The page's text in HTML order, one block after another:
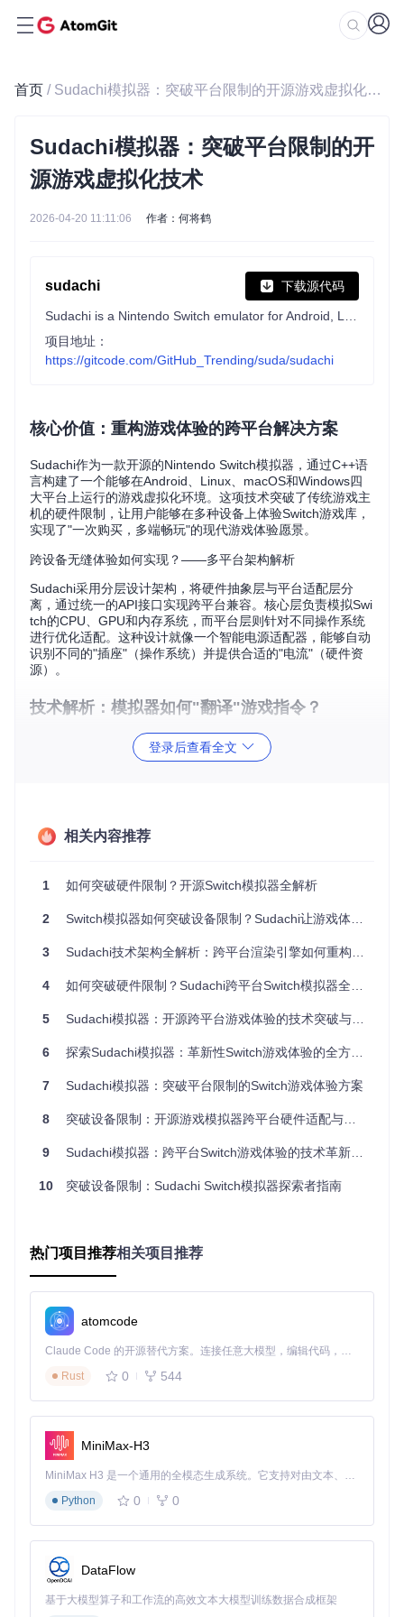
首页 / Sudachi模拟器：突破平台限制的开源游戏虚拟化技术
Sudachi模拟器：突破平台限制的开
源游戏虚拟化技术
2026-04-20 11:11:06 作者：何将鹤
sudachi 下载源代码
项目地址：
https://gitcode.com/GitHub_Trending/suda/sudachi
核心价值：重构游戏体验的跨平台解决方案
Sudachi作为一款开源的Nintendo Switch模拟器，通过C++语
言构建了一个能够在Android、Linux、macOS和Windows四
大平台上运行的游戏虚拟化环境。这项技术突破了传统游戏主
机的硬件限制，让用户能够在多种设备上体验Switch游戏库，
实现了"一次购买，多端畅玩"的现代游戏体验愿景。
跨设备无缝体验如何实现？——多平台架构解析
Sudachi采用分层设计架构，将硬件抽象层与平台适配层分
离，通过统一的API接口实现跨平台兼容。核心层负责模拟Swi
tch的CPU、GPU和内存系统，而平台层则针对不同操作系统
进行优化适配。这种设计就像一个智能电源适配器，能够自动
识别不同的"插座"（操作系统）并提供合适的"电流"（硬件资
源）。
技术解析：模拟器如何"翻译"游戏指令？
指令翻译的黑箱：CPU模拟核心原理
// src/core/core.cpp
Core::RunLoop
while (is_running) {
        u32 instruction = memory.
Read32 (pc);
DecodeAndExecute(instruction);
// 更新系统时间，保持与真实硬件同步
    }
这段代码实现了模拟器的核心循环，通过不断读取、解码和执
行指令，模拟Switch CPU的运行过程。每条指令的处理都需要
考虑不同架构间的差异，确保游戏逻辑的正确执行。
构充分利用现代GPU的并行处理能力。这一设计就像一家高效
关键技术点：
FSR超分辨率技术：通过智能缩放算法，在保持60fps帧率
异步着色器编译 ：避免传统同步编译导致的游戏卡顿
多级缓存系统：减少重复计算，提高图形资源利用率
实践指南：从零开始的模拟器搭建之旅
如何获取与配置开发环境？——多平台准备方案
必备工具：Visual Studio 2022或更高版本（需安装C++桌
面开发组件）
依赖管理：系统会通过CMake自动下载并配置所需依赖库
Linux平台
基础依赖：CMake 3.16+、GCC 10+或Clang 12+
代码获取
登录后查看全文
相关内容推荐
1 如何突破硬件限制？开源Switch模拟器全解析
2 Switch模拟器如何突破设备限制？Sudachi让游戏体验无缝跨平台
3 Sudachi技术架构全解析：跨平台渲染引擎如何重构Switch游戏体验
4 如何突破硬件限制？Sudachi跨平台Switch模拟器全攻略
5 Sudachi模拟器：开源跨平台游戏体验的技术突破与实践指南
6 探索Sudachi模拟器：革新性Switch游戏体验的全方位解决方案
7 Sudachi模拟器：突破平台限制的Switch游戏体验方案
8 突破设备限制：开源游戏模拟器跨平台硬件适配与优化全指南
9 Sudachi模拟器：跨平台Switch游戏体验的技术革新与实践指南
10 突破设备限制：Sudachi Switch模拟器探索者指南
热门项目推荐相关项目推荐
atomcode
Claude Code 的开源替代方案。连接任意大模型，编辑代码，运行命令，自动验证 — 全自动执行。用 Rust 构建，极致性能。 ｜ An open-source alternative to Claude Code. Connect any LLM, edit code, run commands, and verify changes — autonomously. Built in Rust for speed. Get Started
Rust
0 544
MiniMax-H3
MiniMax H3 是一个通用的全模态生成系统。它支持对由文本、图像、视频和音频组成的多模态上下文进行统一理解，并能生成分辨率高达 2K、时长可达 15 秒的带原生立体声音频的视频。得益于面向任务泛化的系统设计，H3 在预训练阶段就已具备广泛的多模态上下文理解与生成能力，能够出色地执行复杂的多模态指令。
Python
0 0
DataFlow
基于大模型算子和工作流的高效文本大模型训练数据合成框架